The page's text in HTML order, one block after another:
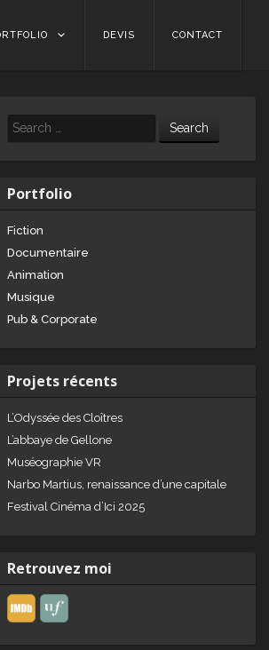
DEVIS CONTACT
Search
Portfolio
Fiction
Documentaire
Animation
Musique
Pub & Corporate
Projets récents
L’Odyssée des Cloîtres
L’abbaye de Gellone
Muséographie VR
Narbo Martius, renaissance d’une capitale
Festival Cinéma d’Ici 2025
Retrouvez moi